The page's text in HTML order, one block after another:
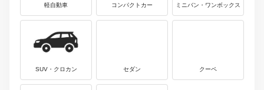
軽自動車 コンパクトカー ミニバン・ワンボックス
SUV・クロカン セダン クーペ